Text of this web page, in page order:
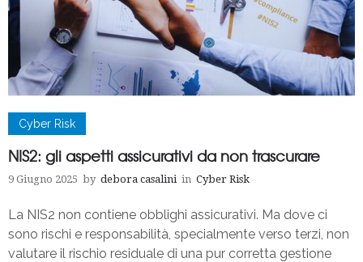
Cyber Risk
NIS2: gli aspetti assicurativi da non trascurare
9 Giugno 2025 by debora casalini in Cyber Risk
La NIS2 non contiene obblighi assicurativi. Ma dove ci
sono rischi e responsabilità, specialmente verso terzi, non
valutare il rischio residuale di una pur corretta gestione